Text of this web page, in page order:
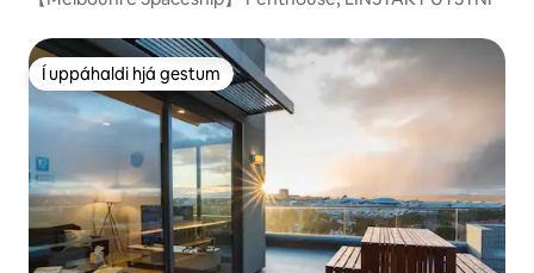
Í uppáhaldi hjá gestum
Í uppáhaldi hjá gestum